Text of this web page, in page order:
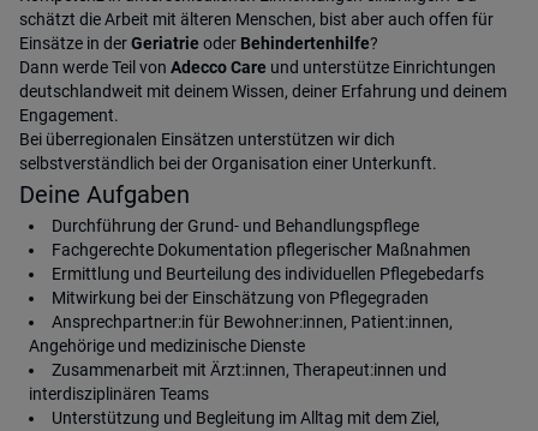
schätzt die Arbeit mit älteren Menschen, bist aber auch offen für
Einsätze in derGeriatrie oder Behindertenhilfe?
Dann werde Teil von Adecco Care und unterstütze Einrichtungen
deutschlandweit mit deinem Wissen, deiner Erfahrung und deinem
Engagement.
Bei überregionalen Einsätzen unterstützen wir dich
selbstverständlich bei der Organisation einer Unterkunft.
Deine Aufgaben
Durchführung der Grund- und Behandlungspflege
Fachgerechte Dokumentation pflegerischer Maßnahmen
Ermittlung und Beurteilung des individuellen Pflegebedarfs
Mitwirkung bei der Einschätzung von Pflegegraden
Ansprechpartner:in für Bewohner:innen, Patient:innen,
Angehörige und medizinische Dienste
Zusammenarbeit mit Ärzt:innen, Therapeut:innen und
interdisziplinären Teams
Unterstützung und Begleitung im Alltag mit dem Ziel,